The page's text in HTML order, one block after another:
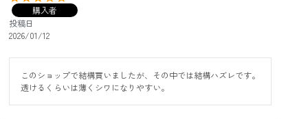
購入者
投稿日
2026/01/12
このショップで結構買いましたが、その中では結構ハズレです。
透けるくらいは薄くシワになりやすい。